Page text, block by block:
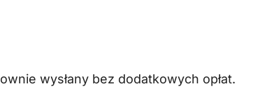
wysłany bez dodatkowych opłat.